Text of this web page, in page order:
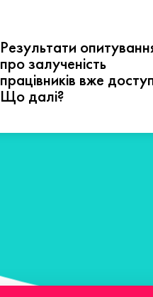
Результати
про залученість
працівників вже
Що далі?